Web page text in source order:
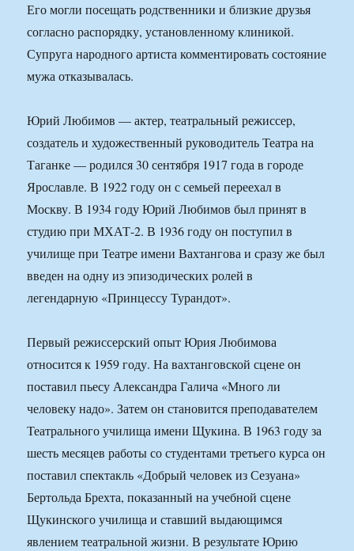
Его могли посещать родственники и близкие друзья
согласно распорядку, установленному клиникой.
Супруга народного артиста комментировать состояние
мужа отказывалась.
Юрий Любимов — актер, театральный режиссер,
создатель и художественный руководитель Театра на
Таганке — родился 30 сентября 1917 года в городе
Ярославле. В 1922 году он с семьей переехал в
Москву. В 1934 году Юрий Любимов был принят в
студию при МХАТ-2. В 1936 году он поступил в
училище при Театре имени Вахтангова и сразу же был
введен на одну из эпизодических ролей в
легендарную «Принцессу Турандот».
Первый режиссерский опыт Юрия Любимова
относится к 1959 году. На вахтанговской сцене он
поставил пьесу Александра Галича «Много ли
человеку надо». Затем он становится преподавателем
Театрального училища имени Щукина. В 1963 году за
шесть месяцев работы со студентами третьего курса он
поставил спектакль «Добрый человек из Сезуана»
Бертольда Брехта, показанный на учебной сцене
Щукинского училища и ставший выдающимся
явлением театральной жизни. В результате Юрию